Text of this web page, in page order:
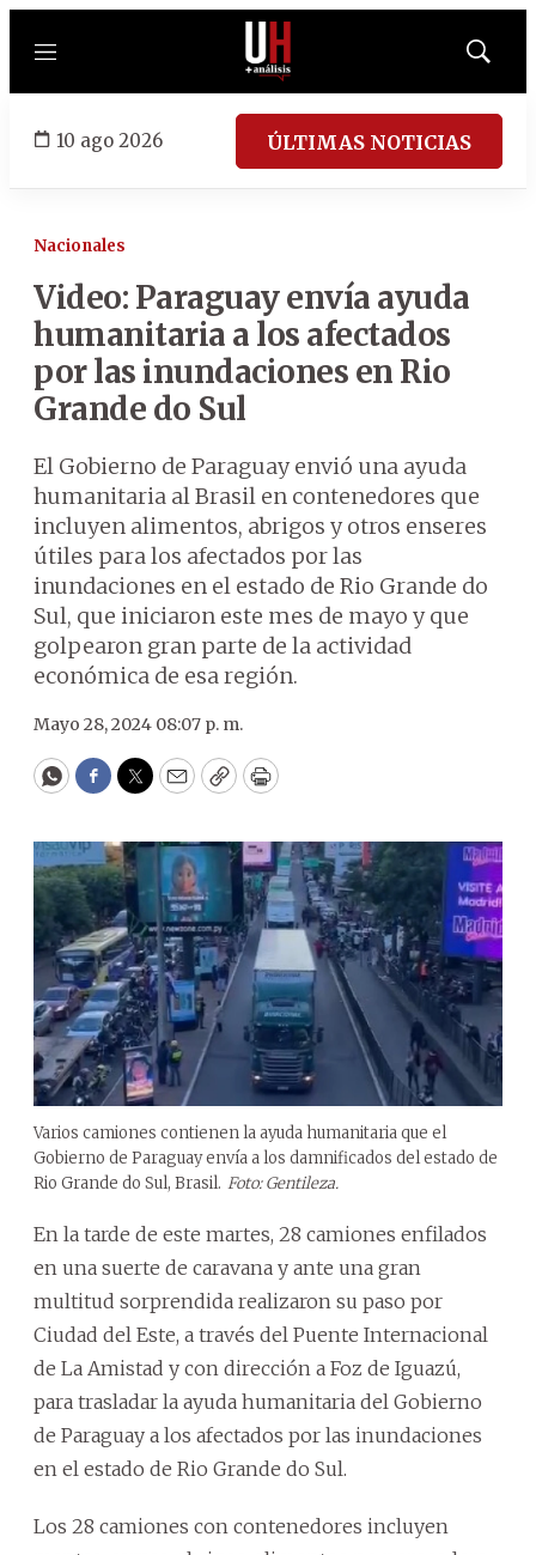
Menú
Mostrar
10 ago 2026 ÚLTIMAS NOTICIAS
Nacionales
Video: Paraguay envía ayuda
humanitaria a los afectados
por las inundaciones en Rio
Grande do Sul
El Gobierno de Paraguay envió una ayuda
humanitaria al Brasil en contenedores que
incluyen alimentos, abrigos y otros enseres
útiles para los afectados por las
inundaciones en el estado de Rio Grande do
Sul, que iniciaron este mes de mayo y que
golpearon gran parte de la actividad
económica de esa región.
Mayo 28, 2024 08:07 p. m.
WhatsApp
Facebook
Twitter
EmailCopyPrint
Varios camiones contienen la ayuda humanitaria que el
Gobierno de Paraguay envía a los damnificados del estado de
Rio Grande do Sul, Brasil. Foto: Gentileza.
En la tarde de este martes, 28 camiones enfilados
en una suerte de caravana y ante una gran
multitud sorprendida realizaron su paso por
Ciudad del Este, a través del Puente Internacional
de La Amistad y con dirección a Foz de Iguazú,
para trasladar la ayuda humanitaria del Gobierno
de Paraguay a los afectados por las inundaciones
en el estado de Rio Grande do Sul.
Los 28 camiones con contenedores incluyen